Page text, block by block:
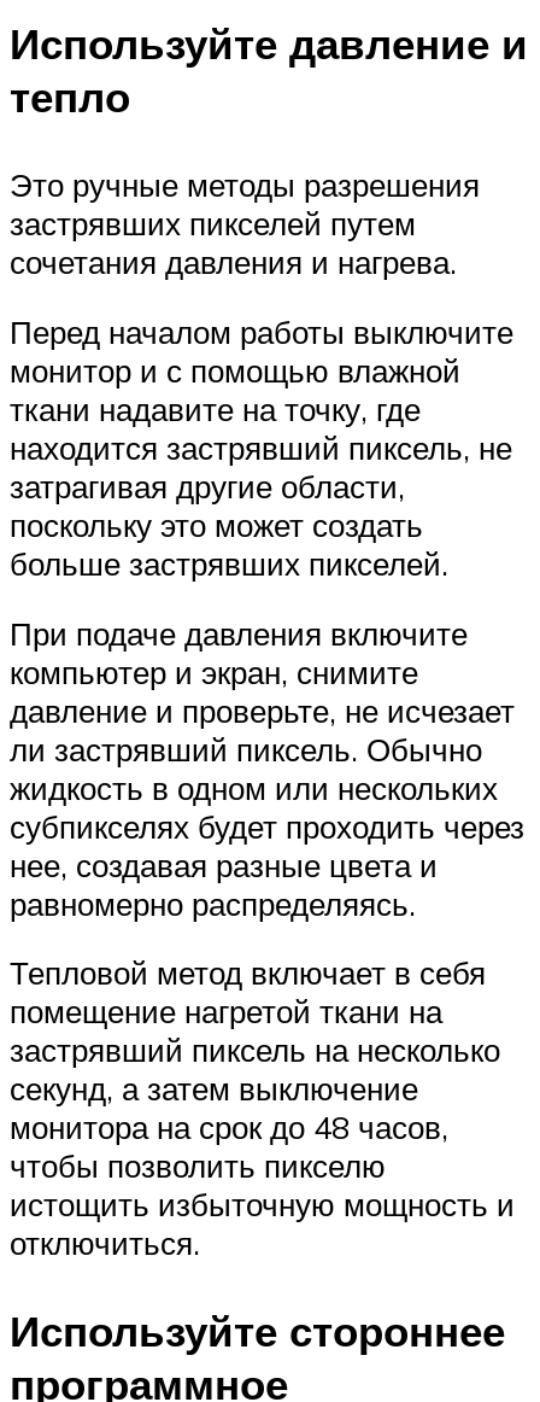
Используйте давление и
тепло
Это ручные методы разрешения
застрявших пикселей путем
сочетания давления и нагрева.
Перед началом работы выключите
монитор и с помощью влажной
ткани надавите на точку, где
находится застрявший пиксель, не
затрагивая другие области,
поскольку это может создать
больше застрявших пикселей.
При подаче давления включите
компьютер и экран, снимите
давление и проверьте, не исчезает
ли застрявший пиксель. Обычно
жидкость в одном или нескольких
субпикселях будет проходить через
нее, создавая разные цвета и
равномерно распределяясь.
Тепловой метод включает в себя
помещение нагретой ткани на
застрявший пиксель на несколько
секунд, а затем выключение
монитора на срок до 48 часов,
чтобы позволить пикселю
истощить избыточную мощность и
отключиться.
Используйте стороннее
программное